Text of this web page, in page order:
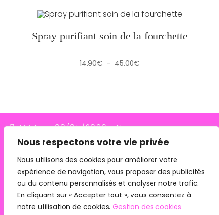
Nous respectons votre vie privée
Nous utilisons des cookies pour améliorer votre
expérience de navigation, vous proposer des publicités
ou du contenu personnalisés et analyser notre trafic.
En cliquant sur « Accepter tout », vous consentez à
notre utilisation de cookies. Gestion des cookies
MAJ au 09/05/2026 - Nous ne proposons
plus le transporteur Relais Colis (placés en
redressement judiciaire le 10/03/26, ils
n'assurent plus les livraisons depuis le
07/05/26). Pour les commandes avec
remise en main propre, merci de me
Spray purifiant soin de la fourchette
14.90€ – 45.00€Plage